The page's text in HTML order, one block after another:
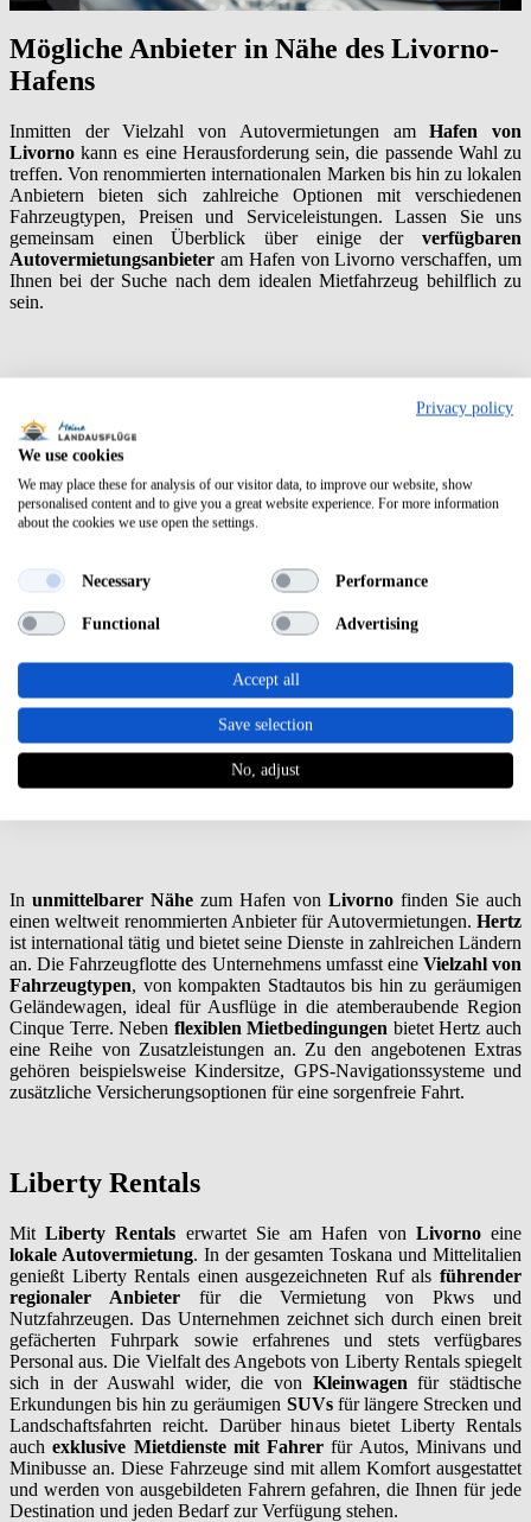
Mögliche Anbieter in Nähe des Livorno-
Hafens
Inmitten der Vielzahl von Autovermietungen amHafen von
Livorno kann es eine Herausforderung sein, die passende Wahl zu
treffen. Von renommierten internationalen Marken bis hin zu lokalen
Anbietern bieten sich zahlreiche Optionen mit verschiedenen
Fahrzeugtypen, Preisen und Serviceleistungen. Lassen Sie uns
gemeinsam einen Überblick über einige der verfügbaren
Autovermietungsanbieter am Hafen von Livorno verschaffen, um
Ihnen bei der Suche nach dem idealen Mietfahrzeug behilflich zu
sein.
Am Hafen vonLivornosteht Ihnen mitAviseine angesehene
Autovermietung zur Verfügung. Avis ist bekannt für ihrebreite
Palettean Fahrzeugen, die sich perfekt für die Erkundung der
Küste eignen. Von kompakten Stadtautos bis hin zu geräumigen
Familienwagen bietet Avis Fahrzeugefür jeden Bedarf
Budget
. Profitieren Sie von transparenten Mietbedingungen,
zuverlässigem Service und praktischen Extras, um Ihren Aufenthalt
keine Kilometerbegrenzung
Freiheit gibt, Ihren Aufenthalt in Italien entspannt und flexibel zu
gestalten.
In unmittelbarer Nähe zum Hafen von Livorno finden Sie auch
einen weltweit renommierten Anbieter für Autovermietungen. Hertz
ist international tätig und bietet seine Dienste in zahlreichen Ländern
an. Die Fahrzeugflotte des Unternehmens umfasst eine Vielzahl von
Fahrzeugtypen, von kompakten Stadtautos bis hin zu geräumigen
Geländewagen, ideal für Ausflüge in die atemberaubende Region
Cinque Terre. Neben flexiblen Mietbedingungen bietet Hertz auch
eine Reihe von Zusatzleistungen an. Zu den angebotenen Extras
gehören beispielsweise Kindersitze, GPS-Navigationssysteme und
zusätzliche Versicherungsoptionen für eine sorgenfreie Fahrt.
Liberty Rentals
MitLiberty Rentals erwartet Sie am Hafen von Livornoeine
lokale Autovermietung. In der gesamten Toskana und Mittelitalien
genießt Liberty Rentals einen ausgezeichneten Ruf als führender
regionaler Anbieterfür die Vermietung von Pkws und
Nutzfahrzeugen. Das Unternehmen zeichnet sich durch einen breit
gefächerten Fuhrpark sowie erfahrenes und stets verfügbares
Personal aus. Die Vielfalt des Angebots von Liberty Rentals spiegelt
sich in der Auswahl wider, die von Kleinwagen für städtische
Erkundungen bis hin zu geräumigen SUVsfür längere Strecken und
Landschaftsfahrten reicht. Darüber hinaus bietet Liberty Rentals
auchexklusive Mietdienste mit Fahrer für Autos, Minivans und
Minibusse an. Diese Fahrzeuge sind mit allem Komfort ausgestattet
und werden von ausgebildeten Fahrern gefahren, die Ihnen für jede
Destination und jeden Bedarf zur Verfügung stehen.
Privacy policy
We use cookies
We may place these for analysis of our visitor data, to improve our website, show
personalised content and to give you a great website experience. For more information
about the cookies we use open the settings.
Necessary Performance
Functional Advertising
Accept all
Save selection
No, adjust